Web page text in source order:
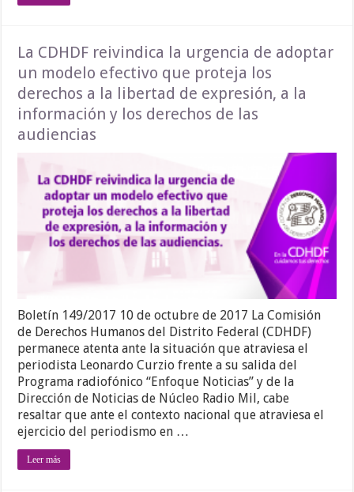
La CDHDF reivindica la urgencia de adoptar
un modelo efectivo que proteja los
derechos a la libertad de expresión, a la
información y los derechos de las
audiencias
Boletín 149/2017 10 de octubre de 2017 La Comisión
de Derechos Humanos del Distrito Federal (CDHDF)
permanece atenta ante la situación que atraviesa el
periodista Leonardo Curzio frente a su salida del
Programa radiofónico “Enfoque Noticias” y de la
Dirección de Noticias de Núcleo Radio Mil, cabe
resaltar que ante el contexto nacional que atraviesa el
ejercicio del periodismo en …
Leer más